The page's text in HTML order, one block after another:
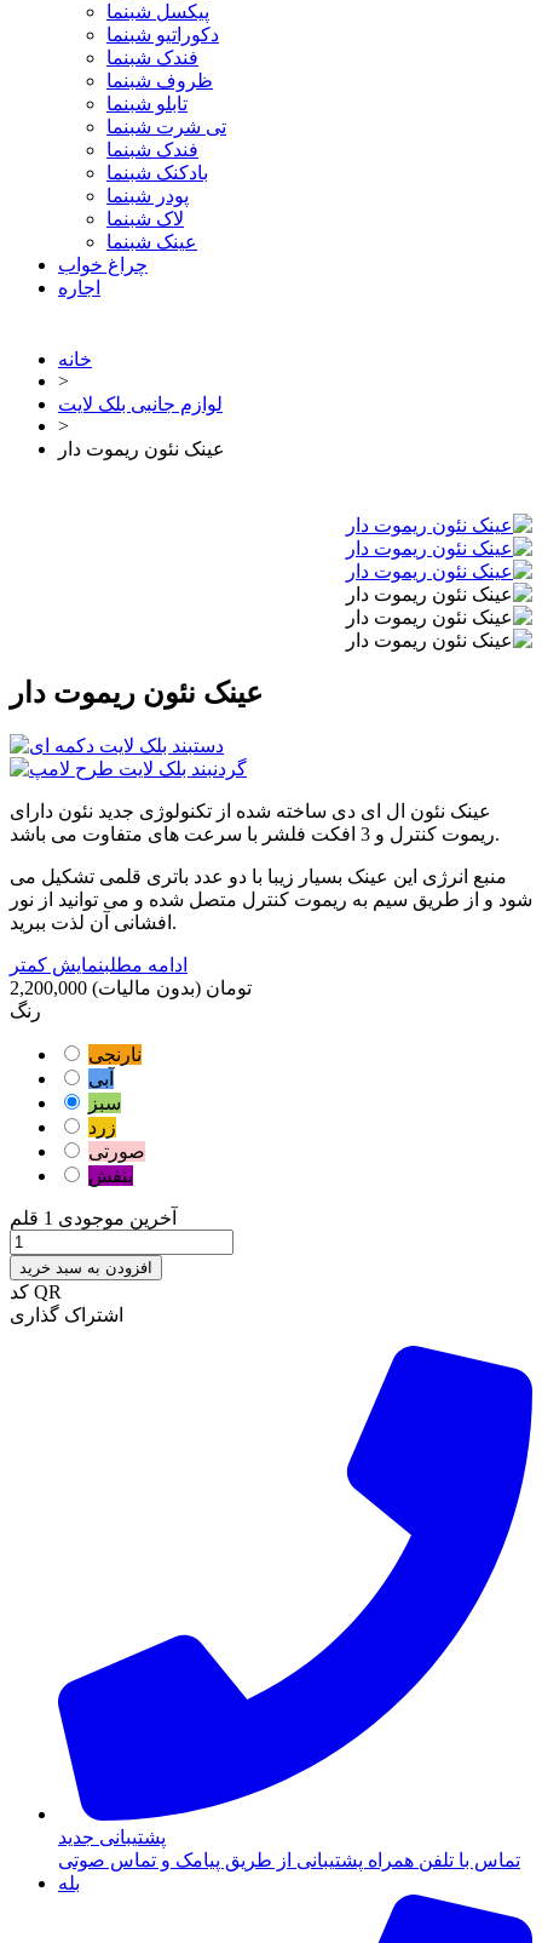
پیکسل شبنما
دکوراتیو شبنما
فندک شبنما
ظروف شبنما
تابلو شبنما
تی شرت شبنما
فندک شبنما
بادکنک شبنما
پودر شبنما
لاک شبنما
عینک شبنما
چراغ خواب
اجاره
خانه
>
لوازم جانبی بلک لایت
>
عینک نئون ریموت دار
عینک نئون ریموت دار
عینک نئون ال ای دی ساخته شده از تکنولوژی جدید نئون دارای
ریموت کنترل و 3 افکت فلشر با سرعت های متفاوت می باشد.
منبع انرژی این عینک بسیار زیبا با دو عدد باتری قلمی تشکیل می
شود و از طریق سیم به ریموت کنترل متصل شده و می توانید از نور
افشانی آن لذت ببرید.
ادامه مطلبنمایش کمتر
2,200,000 تومان (بدون مالیات)
رنگ
نارنجی
آبی
سبز
زرد
صورتی
بنفش
آخرین موجودی 1 قلم
افزودن به سبد خرید
کد QR
اشتراک گذاری
پشتیبانی جدید
تماس با تلفن همراه پشتیبانی از طریق پیامک و تماس صوتی
بله